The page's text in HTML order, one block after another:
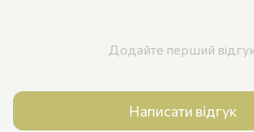
Додайте перший
Написати відгук